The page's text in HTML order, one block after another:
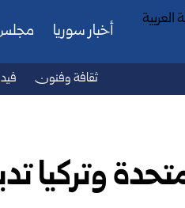
أخبار سوريا
ثقافة وفنون
وتركيا